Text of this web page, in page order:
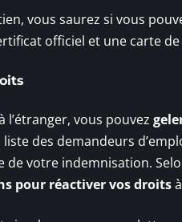
vous saurez si vous
officiel et une carte
l’étranger, vous pouvez
des demandeurs
de votre indemnisation.
pour réactiver vos droits